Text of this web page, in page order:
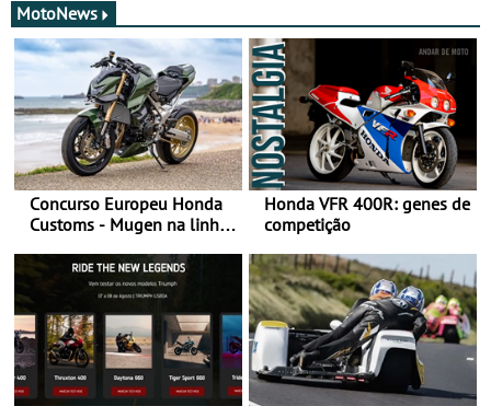
MotoNews
Concurso Europeu Honda
Customs - Mugen na linha
ganhar
Honda VFR 400R: genes de
competição